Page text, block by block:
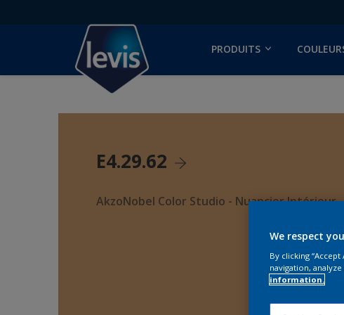
PRODUITS
E4.29.62
AkzoNobel Color Studio - Nuancier Intérieur
We respect
By clicking
navigation,
information.